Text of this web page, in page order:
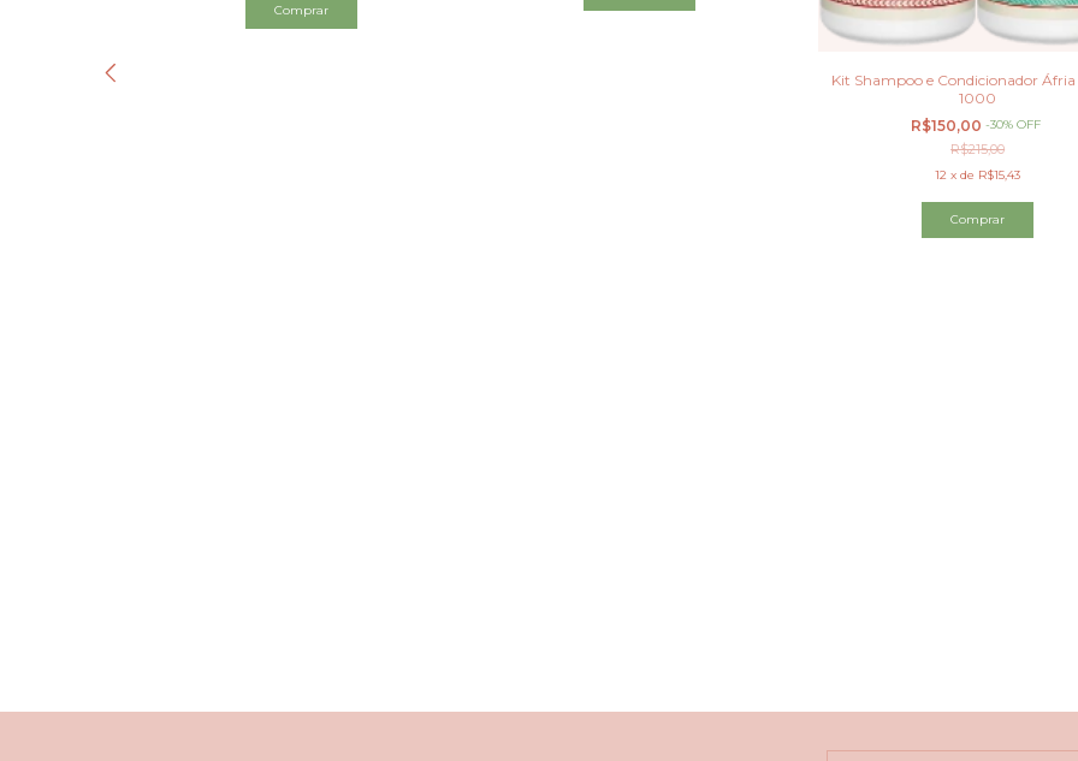
Kit Shampoo e Condicionador
1000
R$150,00 -30% OFF
R$215,00
12 xde R$15,43